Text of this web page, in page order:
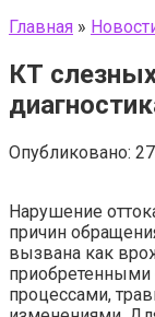
Главная »
КТ
Опубликовано:
Нарушение
причин
вызвана как
приобретенными
процессами,